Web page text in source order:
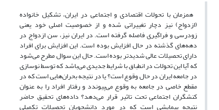
همزمان با تحولات اقتصادی و اجتماعی در ایران، تشکیل خانواده
(ازدواج) نیز دچار تغییراتی شده و از خصوصیت اصلی خود یعنی
زود‌رسی و فراگیری فاصله گرفته است. در ایران نیز، سن ازدواج در
دهه‌های گذشته در حال افزایش بوده است. این افزایش برای افراد
دارای تحصیلات عالی شدیدتر بوده است. حال این سوال مطرح می‌شود
که آیا این تحولات در انطباق با شرایط جدیدی می‌باشد که توسط نوسازی
در جامعه ایران در حال وقوع است؟ یا در نتیجه بحران‌هایی است که در
مقطع خاصی در جامعه به وقوع می‌پیوندد و رفتار افراد را به عنوان
کنشگران اجتماعی تحت تاثیر قرار‌‌ می‌دهد؟ داده‌های تحقیق حاضر
نتیجه پیمایشی است که در مورد دانشجویان تحصیلات تکمیلی